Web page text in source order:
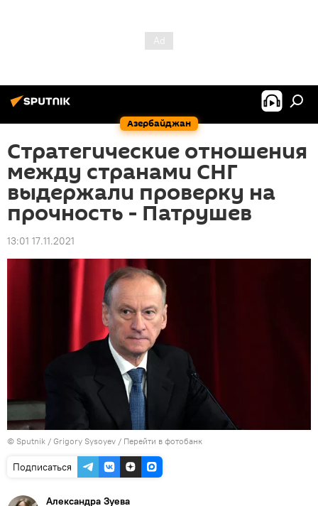
Азербайджан
Стратегические отношения
между странами СНГ
выдержали проверку на
прочность - Патрушев
13:01 17.11.2021
© Sputnik / Grigory Sysoyev / Перейти в фотобанк
Подписаться
Александра Зуева